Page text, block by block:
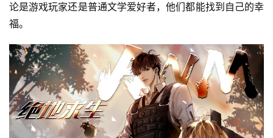
论是游戏玩家还是普通文学爱好者，他们都能找到自己的幸
福。